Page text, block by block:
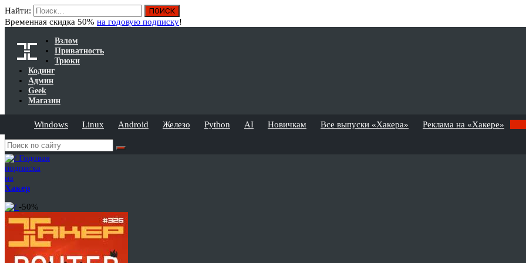
Найти:
Временная скидка 50% на годовую подписку!
Взлом
Приватность
Трюки
Кодинг
Админ
Geek
Магазин
Windows Linux Android Железо Python AI Новичкам Все выпуски «Хакера» Реклама на «Хакере»
Годовая
подписка
на
Хакер
-50%